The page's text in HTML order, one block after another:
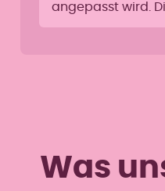
angepasst wird.
Was